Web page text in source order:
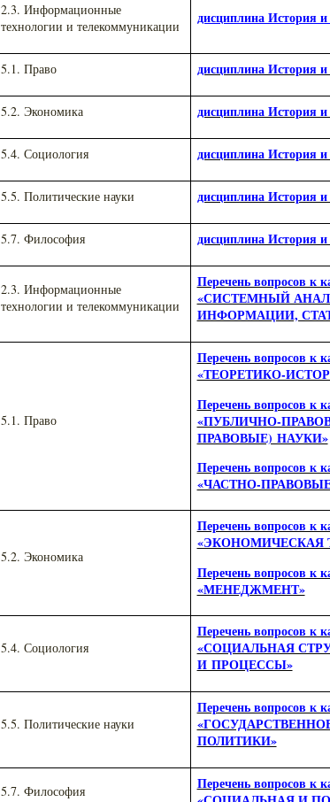
2.3. Информационные
технологии и телекоммуникации
дисциплина История
5.1. Право дисциплина История
5.2. Экономика дисциплина История
5.4. Социология дисциплина История
5.5. Политические науки дисциплина История
5.7. Философия дисциплина История
2.3. Информационные
технологии и телекоммуникации
Перечень вопросов к
«СИСТЕМНЫЙ
ИНФОРМАЦИИ,
5.1. Право
Перечень вопросов к
«ТЕОРЕТИКО-
Перечень вопросов к
«ПУБЛИЧНО-
ПРАВОВЫЕ) НАУКИ»
Перечень вопросов к
«ЧАСТНО-
5.2. Экономика
Перечень вопросов к
«ЭКОНОМИЧЕСКАЯ
Перечень вопросов к
«МЕНЕДЖМЕНТ»
5.4. Социология
Перечень вопросов к
«СОЦИАЛЬНАЯ
И ПРОЦЕССЫ»
5.5. Политические науки
Перечень вопросов к
ПОЛИТИКИ»
5.7. Философия
Перечень вопросов к